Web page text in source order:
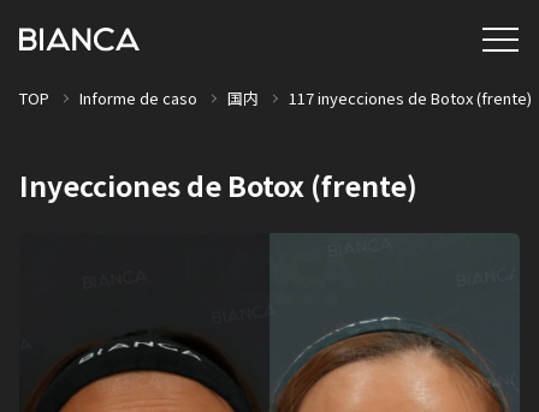
TOP Informe de caso 国内 117 inyecciones de Botox (frente)
Inyecciones de Botox (frente)